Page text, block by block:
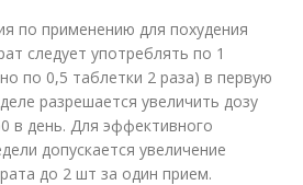
по применению для похудения
следует употреблять по 1
по 0,5 таблетки 2 раза) в первую
разрешается увеличить дозу
в день. Для эффективного
допускается увеличение
до 2 шт за один прием.